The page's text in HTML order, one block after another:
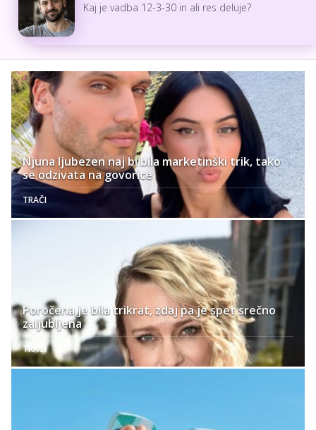
Kaj je vadba 12-3-30 in ali res deluje?
Njuna ljubezen naj bi bila marketinški trik, tako
se odzivata na govorice
TRAČI
Poročena je bila trikrat, zdaj pa je spet srečno
zaljubljena
TRAČI